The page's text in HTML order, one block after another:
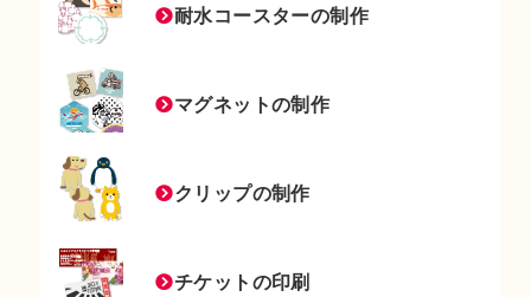
耐水コースターの制作
マグネットの制作
クリップの制作
チケットの印刷